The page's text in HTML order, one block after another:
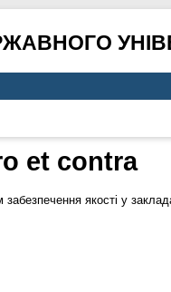
et contra
якості у